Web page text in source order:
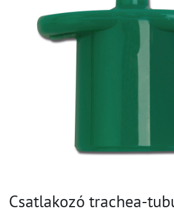
Csatlakozó trachea-